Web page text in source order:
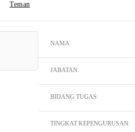
Teman
NAMA
JABATAN:
BIDANG TUGAS:
TINGKAT KEPENGURUSAN: